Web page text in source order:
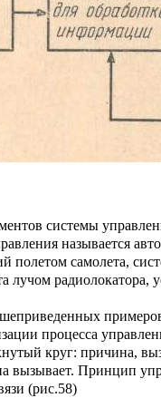
системы
назы­вается
полетом самолета,
лучом
про­цесса
круг: причина,
вызывает. Принцип
(рис.58)